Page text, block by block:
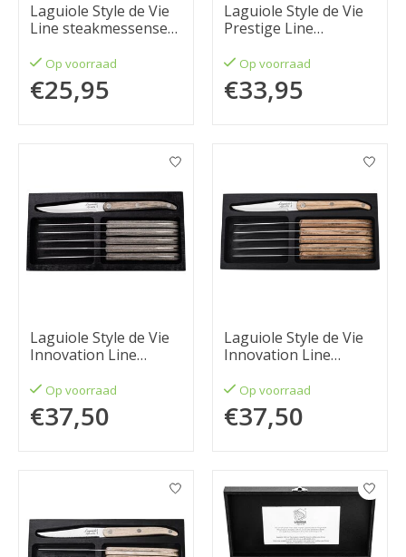
Laguiole Style de Vie
Line steakmessenset
1.8mm
Op voorraad
€25,95
Laguiole Style de Vie
Prestige Line
delig goud
Op voorraad
€33,95
Laguiole Style de Vie
Innovation Line
delig glad pakkahout
Op voorraad
€37,50
Laguiole Style de Vie
Innovation Line
delig glad eikenhout
Op voorraad
€37,50